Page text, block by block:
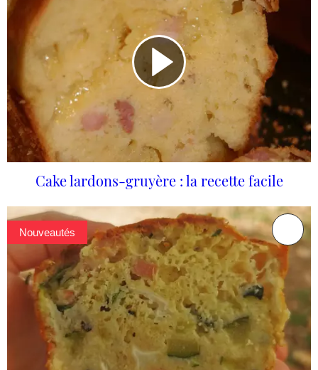
Cake lardons-gruyère : la recette facile
Nouveautés